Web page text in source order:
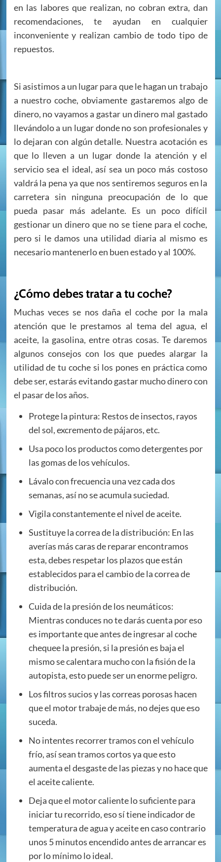
en las labores que realizan, no cobran extra, dan
recomendaciones, te ayudan en cualquier
inconveniente y realizan cambio de todo tipo de
repuestos.
Si asistimos a un lugar para que le hagan un trabajo
a nuestro coche, obviamente gastaremos algo de
dinero, no vayamos a gastar un dinero mal gastado
llevándolo a un lugar donde no son profesionales y
lo dejaran con algún detalle. Nuestra acotación es
que lo lleven a un lugar donde la atención y el
servicio sea el ideal, así sea un poco más costoso
valdrá la pena ya que nos sentiremos seguros en la
carretera sin ninguna preocupación de lo que
pueda pasar más adelante. Es un poco difícil
gestionar un dinero que no se tiene para el coche,
pero si le damos una utilidad diaria al mismo es
necesario mantenerlo en buen estado y al 100%.
¿Cómo debes tratar a tu coche?
Muchas veces se nos daña el coche por la mala
atención que le prestamos al tema del agua, el
aceite, la gasolina, entre otras cosas. Te daremos
algunos consejos con los que puedes alargar la
utilidad de tu coche si los pones en práctica como
debe ser, estarás evitando gastar mucho dinero con
el pasar de los años.
Protege la pintura: Restos de insectos, rayos
del sol, excremento de pájaros, etc.
Usa poco los productos como detergentes por
las gomas de los vehículos.
Lávalo con frecuencia una vez cada dos
semanas, así no se acumula suciedad.
Vigila constantemente el nivel de aceite.
Sustituye la correa de la distribución: En las
averías más caras de reparar encontramos
esta, debes respetar los plazos que están
establecidos para el cambio de la correa de
distribución.
Cuida de la presión de los neumáticos:
Mientras conduces no te darás cuenta por eso
es importante que antes de ingresar al coche
chequee la presión, si la presión es baja el
mismo se calentara mucho con la fisión de la
autopista, esto puede ser un enorme peligro.
Los filtros sucios y las correas porosas hacen
que el motor trabaje de más, no dejes que eso
suceda.
No intentes recorrer tramos con el vehículo
frío, así sean tramos cortos ya que esto
aumenta el desgaste de las piezas y no hace que
el aceite caliente.
Deja que el motor caliente lo suficiente para
iniciar tu recorrido, eso sí tiene indicador de
temperatura de agua y aceite en caso contrario
unos 5 minutos encendido antes de arrancar es
por lo mínimo lo ideal.